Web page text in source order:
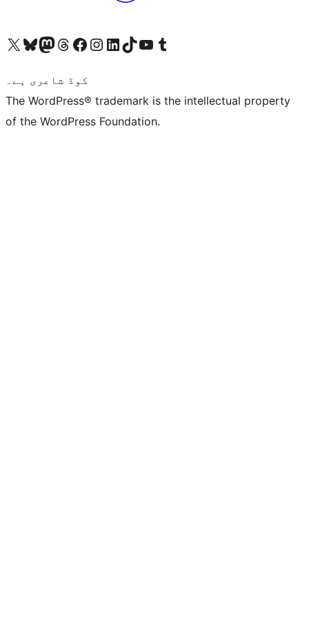
Visit our X (formerly Twitter) account
ہمارے بلیواسکائی اکاؤنٹ پر جائیں
Visit our Mastodon account
ہمارے ٹھریڈز اکاؤنٹ پر جائیں
Visit our Facebook page
Visit our Instagram account
Visit our LinkedIn account
ہمارے ٹک ٹاک اکاؤنٹ پر جائیں
Visit our YouTube channel
ہمارے ٹمبلر اکاؤنٹ پر جائیں
کوڈ شاعری ہے۔
The WordPress® trademark is the intellectual property
of the WordPress Foundation.